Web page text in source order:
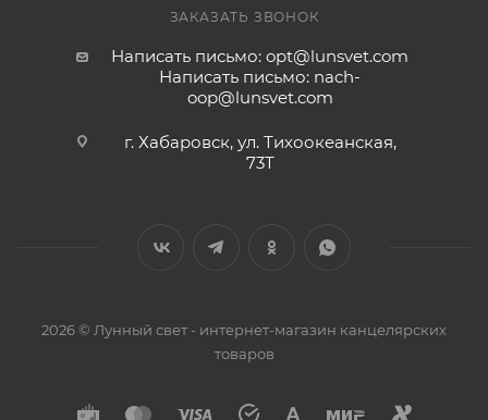
ЗАКАЗАТЬ ЗВОНОК
Написать письмо: opt@lunsvet.com
Написать письмо: nach-
oop@lunsvet.com
г. Хабаровск, ул. Тихоокеанская,
73Т
2026 © Лунный свет - интернет-магазин канцелярских
товаров